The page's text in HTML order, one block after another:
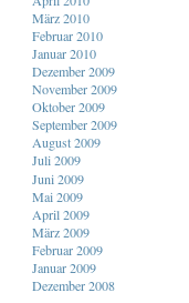
März 2010
Februar 2010
Januar 2010
Dezember 2009
November 2009
Oktober 2009
September 2009
August 2009
Juli 2009
Juni 2009
Mai 2009
April 2009
März 2009
Februar 2009
Januar 2009
Dezember 2008